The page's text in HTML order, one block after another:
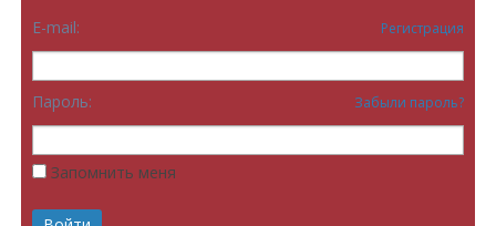
E-mail: Регистрация
Пароль: Забыли пароль?
Запомнить меня